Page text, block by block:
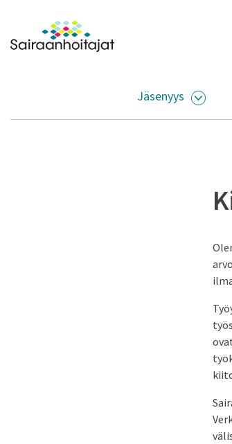
Siirry sisältöön
Etusivulle
Jäsenyys
AVAA